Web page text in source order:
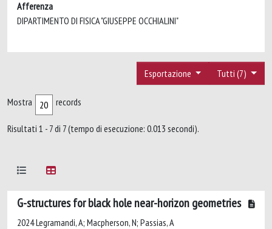
Afferenza
DIPARTIMENTO DI FISICA "GIUSEPPE OCCHIALINI"
Tutti (7)
Esportazione
Mostra records
Risultati 1 - 7 di 7 (tempo di esecuzione: 0.013 secondi).
G-structures for black hole near-horizon geometries
2024 Legramandi, A; Macpherson, N; Passias, A